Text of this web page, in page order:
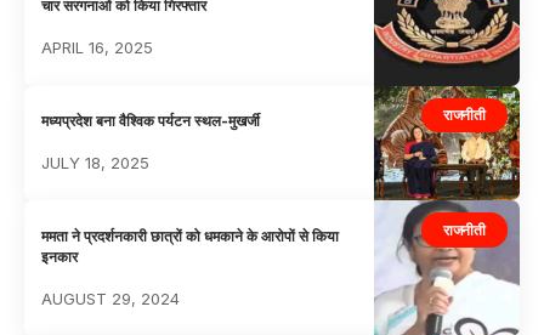
चार सरगनाओं को किया गिरफ्तार
APRIL 16, 2025
राजनीती
मध्यप्रदेश बना वैश्विक पर्यटन स्थल-मुखर्जी
JULY 18, 2025
राजनीती
ममता ने प्रदर्शनकारी छात्रों को धमकाने के आरोपों से किया
इनकार
AUGUST 29, 2024